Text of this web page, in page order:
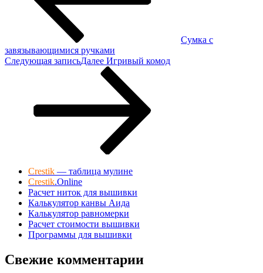
Сумка с
завязывающимися ручками
Следующая записьДалее Игривый комод
Crestik — таблица мулине
Crestik.Online
Расчет ниток для вышивки
Калькулятор канвы Аида
Калькулятор равномерки
Расчет стоимости вышивки
Программы для вышивки
Свежие комментарии